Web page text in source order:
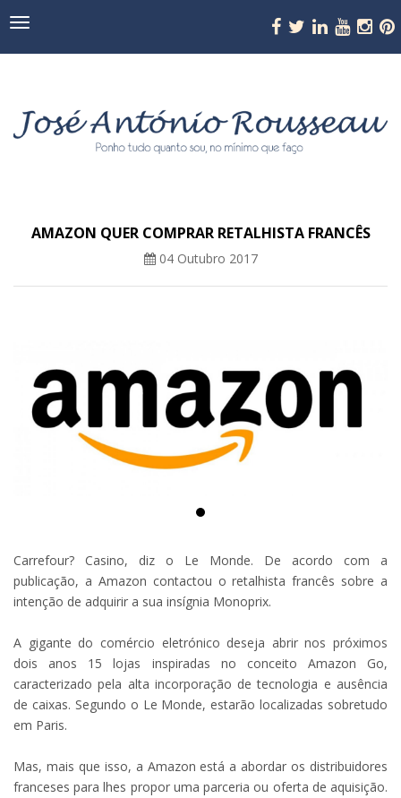
Navegação
AMAZON QUER COMPRAR RETALHISTA FRANCÊS
04 Outubro 2017
Carrefour? Casino, diz o Le Monde. De acordo com a
publicação, a Amazon contactou o retalhista francês sobre a
intenção de adquirir a sua insígnia Monoprix.
A gigante do comércio eletrónico deseja abrir nos próximos
dois anos 15 lojas inspiradas no conceito Amazon Go,
caracterizado pela alta incorporação de tecnologia e ausência
de caixas. Segundo o Le Monde, estarão localizadas sobretudo
em Paris.
Mas, mais que isso, a Amazon está a abordar os distribuidores
franceses para lhes propor uma parceria ou oferta de aquisição.